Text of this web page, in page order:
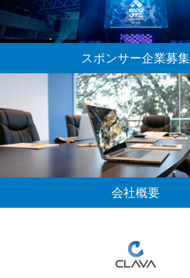
スポンサー企業募集
会社概要